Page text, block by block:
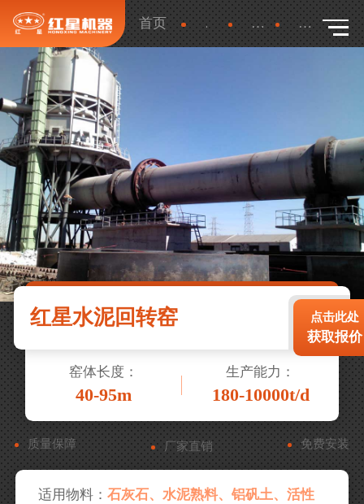
首页 产品 更多 详细
红星水泥回转窑 点击此处
获取报价
窑体长度：
40-95m
生产能力：
180-10000t/d
质量保障 厂家直销 免费安装
适用物料：石灰石、水泥熟料、铝矾土、活性